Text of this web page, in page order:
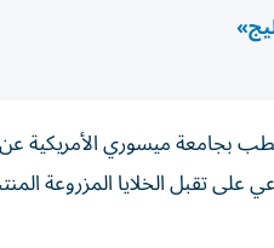
بجامعة ميسوري الأمريكية
على تقبل الخلايا المزروعة